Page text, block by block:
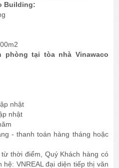
Building:
tại tòa nhà Vinawaco
nhật
- thanh toán hàng tháng hoặc
thời điểm, Quý Khách hàng có
VNREAL đại diện tiếp thị văn